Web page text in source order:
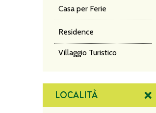
Casa per Ferie
Residence
Villaggio Turistico
LOCALITÀ